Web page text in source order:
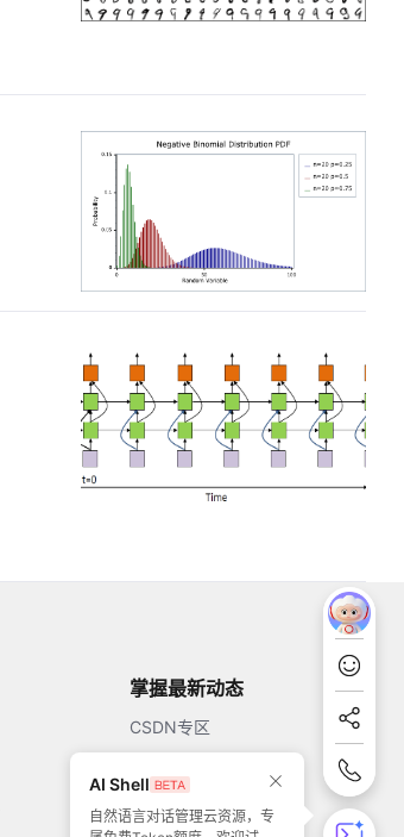
掌握最新动态
CSDN专区
AI Shell
自然语言对话管理云资源，专